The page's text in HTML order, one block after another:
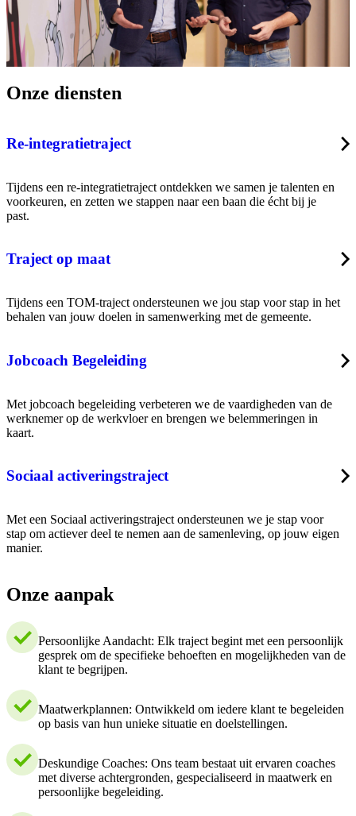
Onze diensten
Re-integratietraject
Tijdens een re-integratietraject ontdekken we samen je talenten en
voorkeuren, en zetten we stappen naar een baan die écht bij je
past.
Traject op maat
Tijdens een TOM-traject ondersteunen we jou stap voor stap in het
behalen van jouw doelen in samenwerking met de gemeente.
Jobcoach Begeleiding
Met jobcoach begeleiding verbeteren we de vaardigheden van de
werknemer op de werkvloer en brengen we belemmeringen in
kaart.
Sociaal activeringstraject
Met een Sociaal activeringstraject ondersteunen we je stap voor
stap om actiever deel te nemen aan de samenleving, op jouw eigen
manier.
Onze aanpak
Persoonlijke Aandacht: Elk traject begint met een persoonlijk
gesprek om de specifieke behoeften en mogelijkheden van de
klant te begrijpen.
Maatwerkplannen: Ontwikkeld om iedere klant te begeleiden
op basis van hun unieke situatie en doelstellingen.
Deskundige Coaches: Ons team bestaat uit ervaren coaches
met diverse achtergronden, gespecialiseerd in maatwerk en
persoonlijke begeleiding.